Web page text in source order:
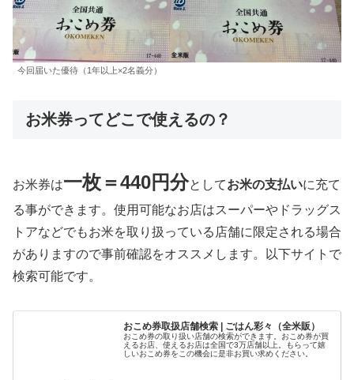
今回届いた優待（1年以上×2名義分）
お米券ってどこで使えるの？
お米券は一枚＝440円分としてお米の支払いに充て
る事ができます。使用可能なお店はスーパーやドラッグス
トアなどでもお米を取り扱っている店舗に限定される場合
がありますので事前確認をオススメします。以下サイトで
検索可能です。
おこめ券取扱店舗検索 | ごはん彩々（全米販）
おこめ券の取り扱い店舗の検索ができます。おこめ券が買
えるお店、使えるお店は全国で3万店舗以上。もらって嬉
しいおこめ券をこの機会に是非お買い求めください。